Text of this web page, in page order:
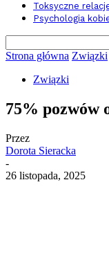
Toksyczne
Psychologia
Strona główna Związki
Związki
75% pozwów
Przez
Dorota Sieracka
-
26 listopada, 2025